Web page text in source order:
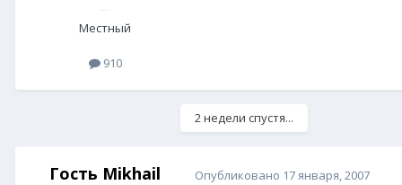
Местный
910
2 недели спустя...
Гость Mikhail Опубликовано 17 января, 2007